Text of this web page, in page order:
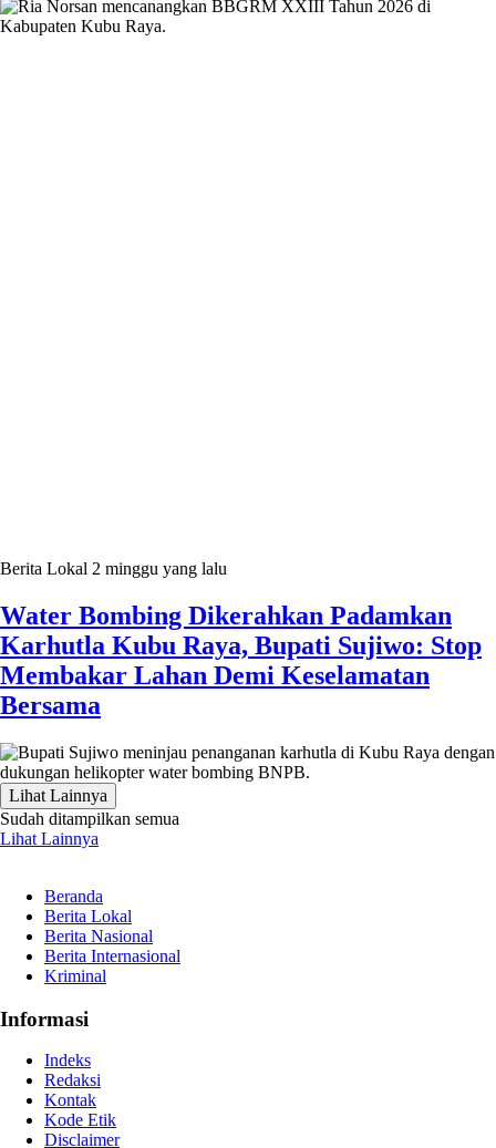
Berita Lokal 2 minggu yang lalu
Water Bombing Dikerahkan Padamkan
Karhutla Kubu Raya, Bupati Sujiwo: Stop
Membakar Lahan Demi Keselamatan
Bersama
Lihat Lainnya
Sudah ditampilkan semua
Lihat Lainnya
Beranda
Berita Lokal
Berita Nasional
Berita Internasional
Kriminal
Informasi
Indeks
Redaksi
Kontak
Kode Etik
Disclaimer